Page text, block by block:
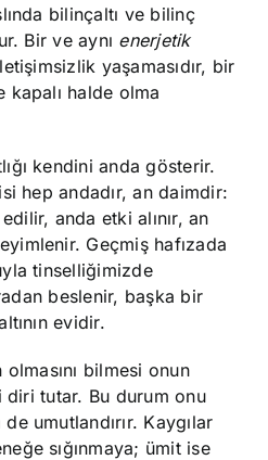
bilinçaltı ve bilinç
Bir ve aynı enerjetik
yaşamasıdır, bir
kapalı halde olma
kendini anda gösterir.
hep andadır, an daimdir:
anda etki alınır, an
Geçmiş hafızada
tinselliğimizde
beslenir, başka bir
evidir.
bilmesi onun
tutar. Bu durum onu
umutlandırır. Kaygılar
sığınmaya; ümit ise